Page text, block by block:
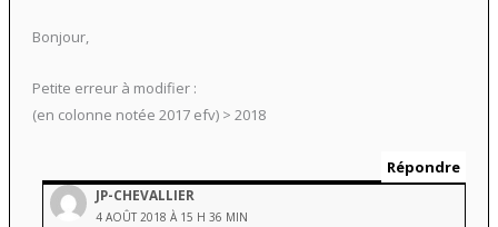
Bonjour,
Petite erreur à modifier :
(en colonne notée 2017 efv) > 2018
Répondre
JP-CHEVALLIER
4 AOÛT 2018 À 15 H 36 MIN